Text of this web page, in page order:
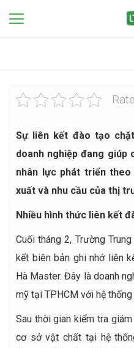
Sự liên kết đào tạo
doanh nghiệp đang giúp
nhân lực phát triển
xuất và nhu cầu của thị
Nhiều hình thức liên kết
Cuối tháng 2, Trường
kết biên bản ghi nhớ liên
Hà Master. Đây là doanh
mỹ tại TPHCM với hệ
Sau thời gian kiểm tra
cơ sở vật chất tại hệ